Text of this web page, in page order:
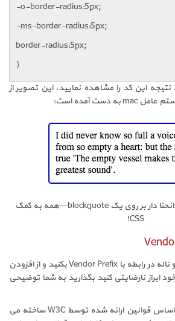
-o-border-radius:5px;
-ms-border-radius:5px;
border-radius:5px;
}
توانید نتیجه این کد را مشاهده نمایید، این تصویر از
عکس 10.8: گوشه های انحنا دار بر روی یک blockquote—همه به کمک
CSS!
پیش از اینکه شروع به آه و ناله در رابطه با Vendor Prefix بکنید و از افزودن
ابراز نارضایتی کنید بگذارید به شما توضیحی
Vendor های مرورگرها بر اساس قوانین ارائه شده توسط W3C ساخته می